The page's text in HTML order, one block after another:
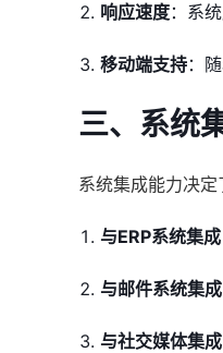
响应速度：系
移动端支持：
三、系统
系统集成能力决
与ERP系统集成
与邮件系统集成
与社交媒体集成